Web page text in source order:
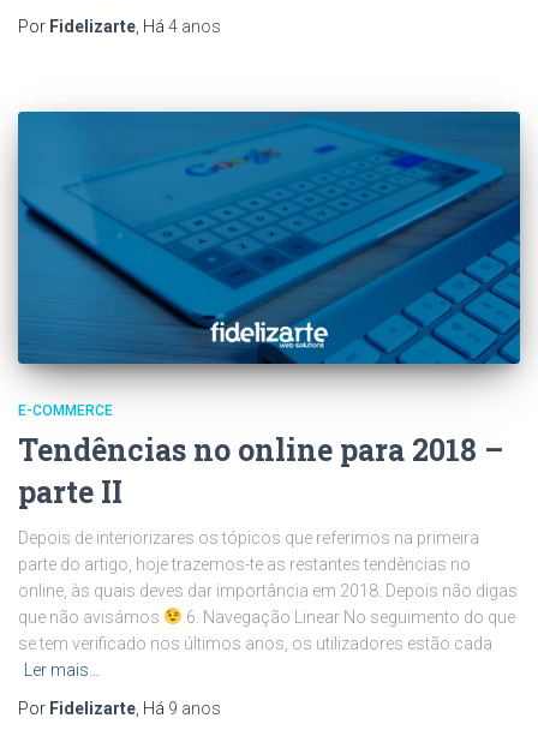
Por Fidelizarte , Há 4 anos
E-COMMERCE
Tendências no online para 2018 –
parte II
Depois de interiorizares os tópicos que referimos na primeira
parte do artigo, hoje trazemos-te as restantes tendências no
online, às quais deves dar importância em 2018. Depois não digas
que não avisámos
6. Navegação Linear No seguimento do que
se tem verificado nos últimos anos, os utilizadores estão cada
Ler mais…
Por Fidelizarte , Há 9 anos